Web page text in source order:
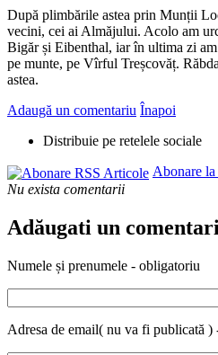
După plimbările astea prin Munții
vecini, cei ai Almăjului. Acolo am
Bigăr și Eibenthal, iar în ultima zi
pe munte, pe Vîrful Treșcovăț.
astea.
Adaugă un comentariu Înapoi
Distribuie pe retelele sociale
Abonare
Nu exista comentarii
Adăugati un
Numele și prenumele - obligatoriu
Adresa de email( nu va fi publicată )